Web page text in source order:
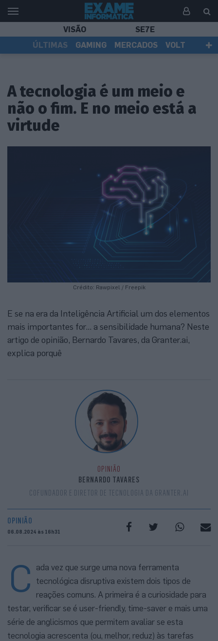
VISÃO
SE7E
ÚLTIMAS
GAMING MERCADOS
VOLT
A tecnologia é um meio e
não o fim. E no meio está a
virtude
Crédito: Rawpixel / Freepik
E se na era da Inteligência Artificial um dos elementos
mais importantes for... a sensibilidade humana? Neste
artigo de opinião, Bernardo Tavares, da Granter.ai,
explica porquê
OPINIÃO
BERNARDO TAVARES
COFUNDADOR E DIRETOR DE TECNOLOGIA DA GRANTER.AI
OPINIÃO
06.08.2024 às 16h31
C
ada vez que surge uma nova ferramenta
tecnológica disruptiva existem dois tipos de
reações comuns. A primeira é a curiosidade para
testar, verificar se é user-friendly, time-saver e mais uma
série de anglicismos que permitem avaliar se esta
tecnologia acrescenta (ou, melhor, reduz) às tarefas